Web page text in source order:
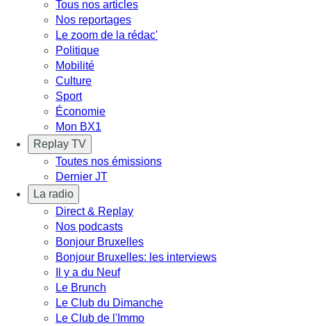
Tous nos articles
Nos reportages
Le zoom de la rédac'
Politique
Mobilité
Culture
Sport
Économie
Mon BX1
Replay TV
Toutes nos émissions
Dernier JT
La radio
Direct & Replay
Nos podcasts
Bonjour Bruxelles
Bonjour Bruxelles: les interviews
Il y a du Neuf
Le Brunch
Le Club du Dimanche
Le Club de l'Immo